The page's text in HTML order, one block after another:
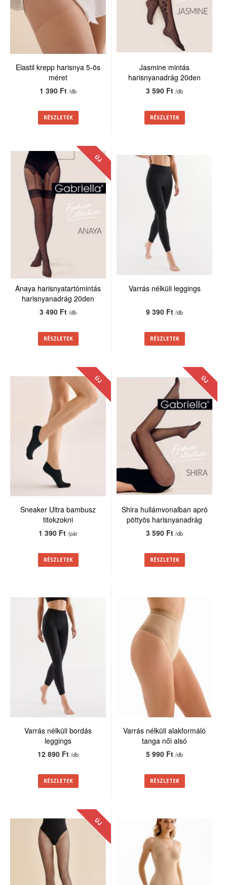
Elastil krepp harisnya 5-ös
méret
1 390 Ft/db
RÉSZLETEK
Jasmine mintás
harisnyanadrág 20den
3 590 Ft/db
RÉSZLETEK
ÚJ
Anaya harisnyatartómintás
harisnyanadrág 20den
3 490 Ft/db
RÉSZLETEK
Varrás nélküli leggings
9 390 Ft/db
RÉSZLETEK
ÚJ
Sneaker Ultra bambusz
titokzokni
1 390 Ft/pár
RÉSZLETEK
ÚJ
Shira hullámvonalban apró
pöttyös harisnyanadrág
20den
3 590 Ft/db
RÉSZLETEK
Varrás nélküli bordás
leggings
12 890 Ft/db
RÉSZLETEK
Varrás nélküli alakformáló
tanga női alsó
5 990 Ft/db
RÉSZLETEK
ÚJ